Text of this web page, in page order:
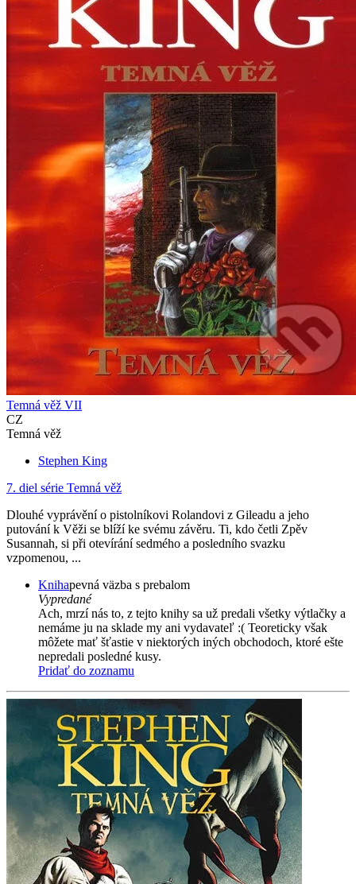
Temná věž VII
CZ
Temná věž
Stephen King
7. diel série Temná věž
Dlouhé vyprávění o pistolníkovi Rolandovi z Gileadu a jeho
putování k Věži se blíží ke svému závěru. Ti, kdo četli Zpěv
Susannah, si při otevírání sedmého a posledního svazku
vzpomenou, ...
Knihapevná väzba s prebalom
Vypredané
Ach, mrzí nás to, z tejto knihy sa už predali všetky výtlačky a
nemáme ju na sklade my ani vydavateľ :( Teoreticky však
môžete mať šťastie v niektorých iných obchodoch, ktoré ešte
nepredali posledné kusy.
Pridať do zoznamu